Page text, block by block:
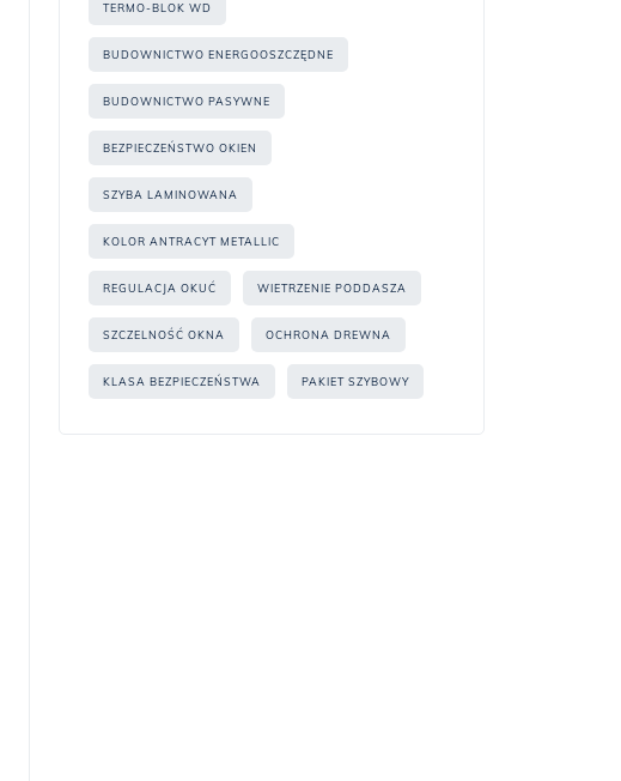
TERMO-BLOK WD
BUDOWNICTWO ENERGOOSZCZĘDNE
BUDOWNICTWO PASYWNE
BEZPIECZEŃSTWO OKIEN
SZYBA LAMINOWANA
KOLOR ANTRACYT METALLIC
REGULACJA OKUĆ WIETRZENIE PODDASZA
SZCZELNOŚĆ OKNA OCHRONA DREWNA
KLASA BEZPIECZEŃSTWA PAKIET SZYBOWY